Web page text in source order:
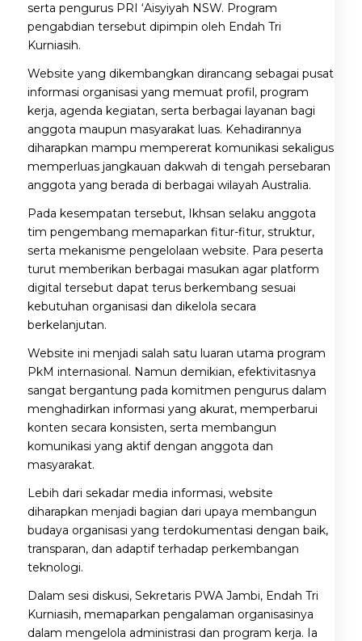
serta pengurus PRI ‘Aisyiyah NSW. Program
pengabdian tersebut dipimpin oleh Endah Tri
Kurniasih.
Website yang dikembangkan dirancang sebagai pusat
informasi organisasi yang memuat profil, program
kerja, agenda kegiatan, serta berbagai layanan bagi
anggota maupun masyarakat luas. Kehadirannya
diharapkan mampu mempererat komunikasi sekaligus
memperluas jangkauan dakwah di tengah persebaran
anggota yang berada di berbagai wilayah Australia.
Pada kesempatan tersebut, Ikhsan selaku anggota
tim pengembang memaparkan fitur-fitur, struktur,
serta mekanisme pengelolaan website. Para peserta
turut memberikan berbagai masukan agar platform
digital tersebut dapat terus berkembang sesuai
kebutuhan organisasi dan dikelola secara
berkelanjutan.
Website ini menjadi salah satu luaran utama program
PkM internasional. Namun demikian, efektivitasnya
sangat bergantung pada komitmen pengurus dalam
menghadirkan informasi yang akurat, memperbarui
konten secara konsisten, serta membangun
komunikasi yang aktif dengan anggota dan
masyarakat.
Lebih dari sekadar media informasi, website
diharapkan menjadi bagian dari upaya membangun
budaya organisasi yang terdokumentasi dengan baik,
transparan, dan adaptif terhadap perkembangan
teknologi.
Dalam sesi diskusi, Sekretaris PWA Jambi, Endah Tri
Kurniasih, memaparkan pengalaman organisasinya
dalam mengelola administrasi dan program kerja. Ia